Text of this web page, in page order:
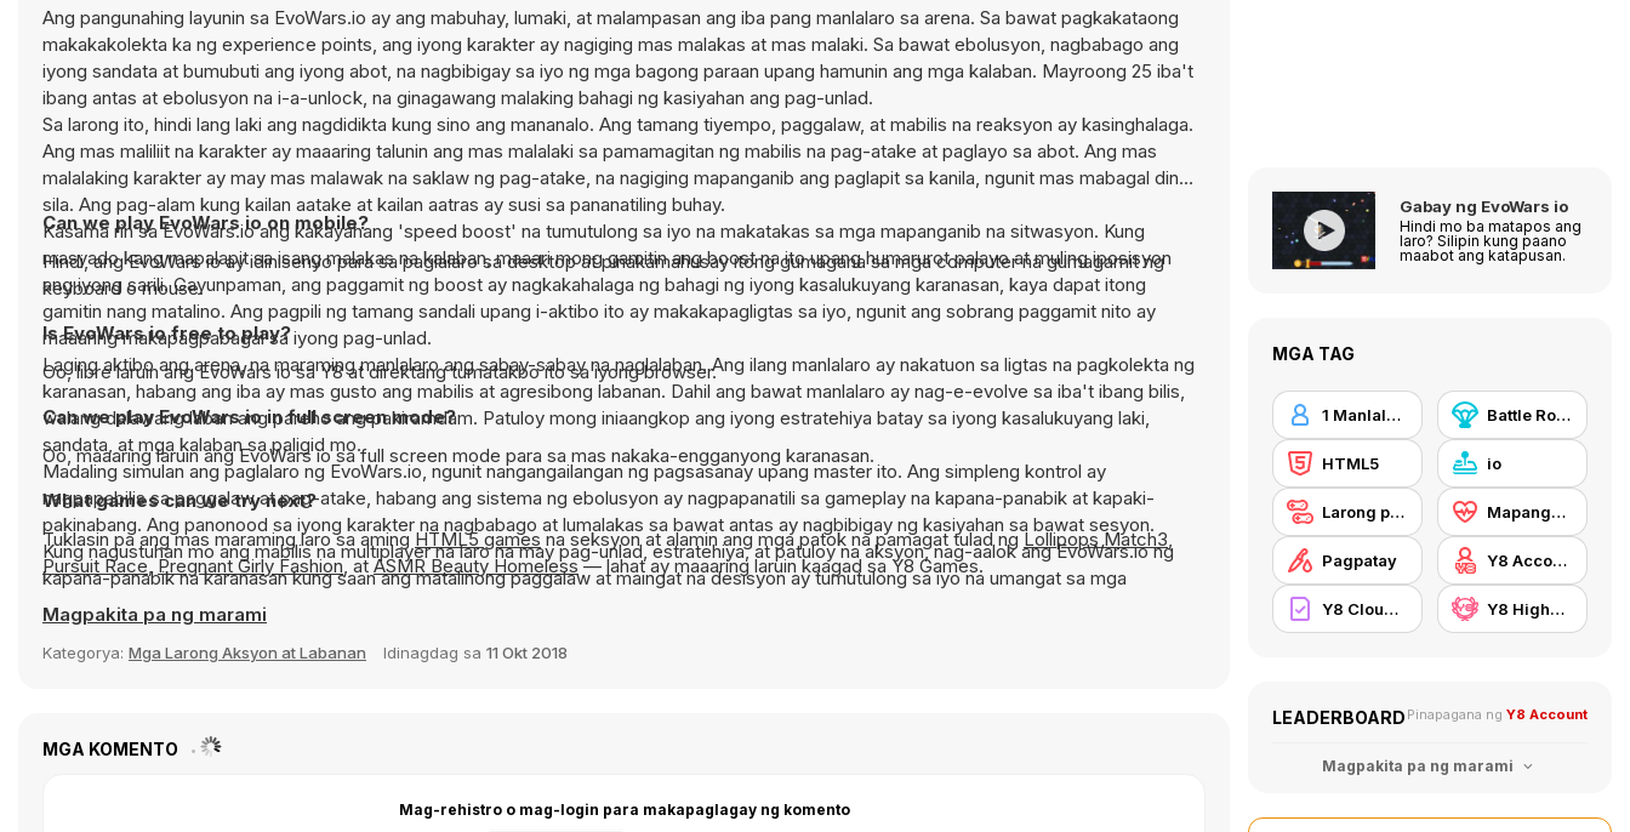
Ang pangunahing layunin sa EvoWars.io ay ang mabuhay, lumaki, at malampasan ang iba pang manlalaro sa arena. Sa bawat pagkakataong
makakakolekta ka ng experience points, ang iyong karakter ay nagiging mas malakas at mas malaki. Sa bawat ebolusyon, nagbabago ang
iyong sandata at bumubuti ang iyong abot, na nagbibigay sa iyo ng mga bagong paraan upang hamunin ang mga kalaban. Mayroong 25 iba't
ibang antas at ebolusyon na i-a-unlock, na ginagawang malaking bahagi ng kasiyahan ang pag-unlad.
Sa larong ito, hindi lang laki ang nagdidikta kung sino ang mananalo. Ang tamang tiyempo, paggalaw, at mabilis na reaksyon ay kasinghalaga.
Ang mas maliliit na karakter ay maaaring talunin ang mas malalaki sa pamamagitan ng mabilis na pag-atake at paglayo sa abot. Ang mas
malalaking karakter ay may mas malawak na saklaw ng pag-atake, na nagiging mapanganib ang paglapit sa kanila, ngunit mas mabagal din
sila. Ang pag-alam kung kailan aatake at kailan aatras ay susi sa pananatiling buhay.
Kasama rin sa EvoWars.io ang kakayahang 'speed boost' na tumutulong sa iyo na makatakas sa mga mapanganib na sitwasyon. Kung
masyado kang mapalapit sa isang malakas na kalaban, maaari mong gamitin ang boost na ito upang humarurot palayo at muling iposisyon
ang iyong sarili. Gayunpaman, ang paggamit ng boost ay nagkakahalaga ng bahagi ng iyong kasalukuyang karanasan, kaya dapat itong
gamitin nang matalino. Ang pagpili ng tamang sandali upang i-aktibo ito ay makakapagligtas sa iyo, ngunit ang sobrang paggamit nito ay
maaaring makapagpabagal sa iyong pag-unlad.
Laging aktibo ang arena, na maraming manlalaro ang sabay-sabay na naglalaban. Ang ilang manlalaro ay nakatuon sa ligtas na pagkolekta ng
karanasan, habang ang iba ay mas gusto ang mabilis at agresibong labanan. Dahil ang bawat manlalaro ay nag-e-evolve sa iba't ibang bilis,
walang dalawang laban ang pareho ang pakiramdam. Patuloy mong iniaangkop ang iyong estratehiya batay sa iyong kasalukuyang laki,
sandata, at mga kalaban sa paligid mo.
Madaling simulan ang paglalaro ng EvoWars.io, ngunit nangangailangan ng pagsasanay upang master ito. Ang simpleng kontrol ay
nagpapabilis sa paggalaw at pag-atake, habang ang sistema ng ebolusyon ay nagpapanatili sa gameplay na kapana-panabik at kapaki-
pakinabang. Ang panonood sa iyong karakter na nagbabago at lumalakas sa bawat antas ay nagbibigay ng kasiyahan sa bawat sesyon.
Kung nagustuhan mo ang mabilis na multiplayer na laro na may pag-unlad, estratehiya, at patuloy na aksyon, nag-aalok ang EvoWars.io ng
kapana-panabik na karanasan kung saan ang matalinong paggalaw at maingat na desisyon ay tumutulong sa iyo na umangat sa mga
ebolusyon at maging isang makapangyarihang mandirigma sa arena.
Can we play EvoWars io on mobile?
Hindi, ang EvoWars io ay idinisenyo para sa paglalaro sa desktop at pinakamahusay itong gumagana sa mga computer na gumagamit ng
keyboard o mouse.
Is EvoWars io free to play?
Oo, libre laruin ang EvoWars io sa Y8 at direktang tumatakbo ito sa iyong browser.
Can we play EvoWars io in full screen mode?
Oo, maaaring laruin ang EvoWars io sa full screen mode para sa mas nakaka-engganyong karanasan.
What games can we try next?
Tuklasin pa ang mas maraming laro sa aming HTML5 gamesna seksyon at alamin ang mga patok na pamagat tulad ngLollipops Match3,
Pursuit Race,Pregnant Girly Fashion, atASMR Beauty Homeless— lahat ay maaaring laruin kaagad sa Y8 Games.
Magpakita pa ng marami
Kategorya: Mga Larong Aksyon at Labanan Idinagdag sa 11 Okt 2018
MGA KOMENTO
Mag-rehistro o mag-login para makapaglagay ng komento
Gabay ng EvoWars io
Hindi mo ba matapos ang
laro? Silipin kung paano
maabot ang katapusan.
MGA TAG
1 Manlalaro Battle Royale
HTML5 io
Larong pangmaramihan Mapanganib
Pagpatay Y8 Account
Y8 Cloud Save Y8 Highscore
LEADERBOARD Pinapagana ng Y8 Account
Magpakita pa ng marami